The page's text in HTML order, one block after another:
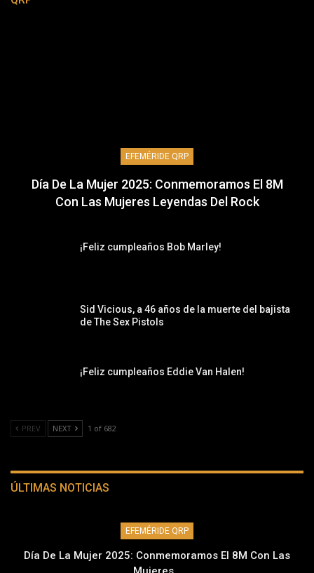
EFEMÉRIDE QRP
Día De La Mujer 2025: Conmemoramos El 8M
Con Las Mujeres Leyendas Del Rock
¡Feliz cumpleaños Bob Marley!
Sid Vicious, a 46 años de la muerte del bajista
de The Sex Pistols
¡Feliz cumpleaños Eddie Van Halen!
PREV NEXT 1 of 682
ÚLTIMAS NOTICIAS
EFEMÉRIDE QRP
Día De La Mujer 2025: Conmemoramos El 8M Con Las